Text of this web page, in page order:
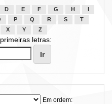
D E F G H
P Q R S
T
X Y Z
letras:
Em ordem: